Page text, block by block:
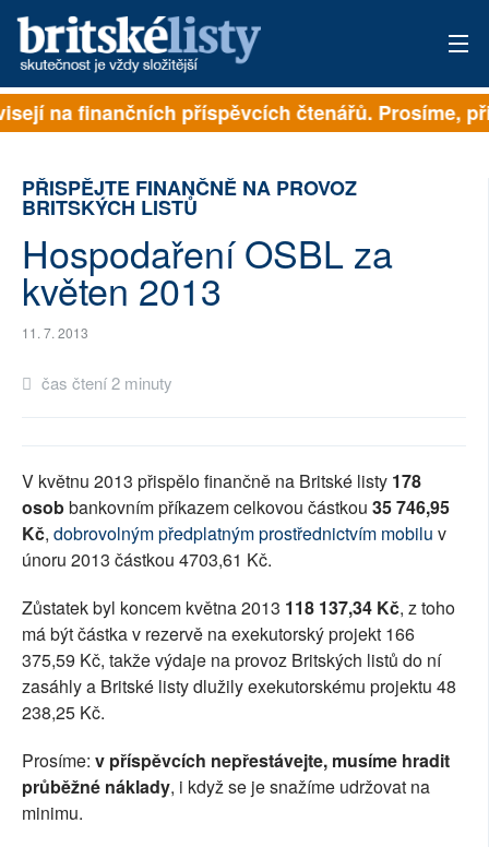
PŘIHLÁSIT
ARCHIV
ROZHOVORY
SOCIÁLNÍ SÍTĚ
RUBRIKY
PLNÁ VERZE STRÁNEK
na finančních příspěvcích čtenářů. Prosíme,
PŘISPĚJTE FINANČNĚ NA PROVOZ
BRITSKÝCH LISTŮ
Hospodaření OSBL za
květen 2013
11. 7. 2013
čas čtení 2 minuty
V květnu 2013 přispělo finančně na Britské listy 178
osobbankovním příkazem celkovou částkou 35 746,95
Kč, dobrovolným předplatným prostřednictvím mobilu v
únoru 2013 částkou 4703,61 Kč.
Zůstatek byl koncem května 2013 118 137,34 Kč, z toho
má být částka v rezervě na exekutorský projekt 166
375,59 Kč, takže výdaje na provoz Britských listů do ní
zasáhly a Britské listy dlužily exekutorskému projektu 48
238,25 Kč.
Prosíme: v příspěvcích nepřestávejte, musíme hradit
průběžné náklady, i když se je snažíme udržovat na
minimu.